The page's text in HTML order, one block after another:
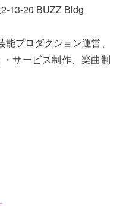
13-20 BUZZ Bldg
プロダクション運営、
サービス制作、楽曲制